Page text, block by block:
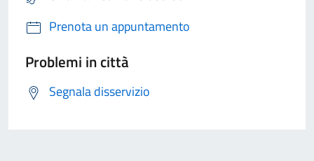
Prenota un appuntamento
Problemi in città
Segnala disservizio